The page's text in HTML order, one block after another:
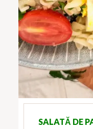
SALATĂ DE